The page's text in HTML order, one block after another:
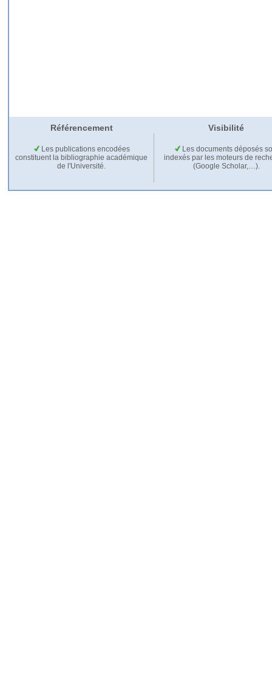
Référencement Visibilité
Les publications encodées
constituent la bibliographie académique
de l'Université.
Les documents déposés
indexés par les moteurs de
(Google Scholar,…).